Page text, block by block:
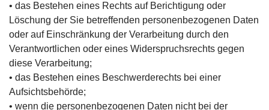
• das Bestehen eines Rechts auf Berichtigung oder
Löschung der Sie betreffenden personenbezogenen Daten
oder auf Einschränkung der Verarbeitung durch den
Verantwortlichen oder eines Widerspruchsrechts gegen
diese Verarbeitung;
• das Bestehen eines Beschwerderechts bei einer
Aufsichtsbehörde;
• wenn die personenbezogenen Daten nicht bei der